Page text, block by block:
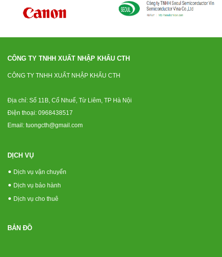
CÔNG TY TNHH XUẤT NHẬP KHẨU CTH
CÔNG TY TNHH XUẤT NHẬP KHẨU CTH
Địa chỉ: Số 11B, Cổ Nhuế, Từ Liêm, TP Hà Nội
Điện thoại: 0968438517
Email: tuongcth@gmail.com
DỊCH VỤ
Dịch vụ vận chuyển
Dịch vụ bảo hành
Dịch vụ cho thuê
BẢN ĐỒ